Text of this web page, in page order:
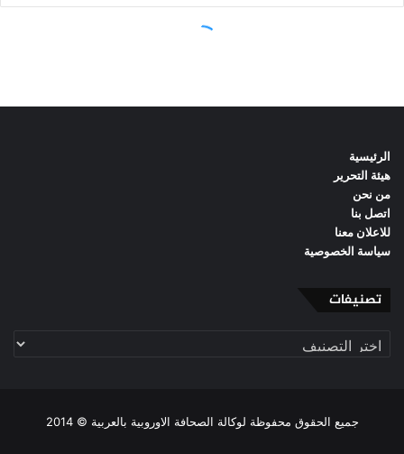
الرئيسية
هيئة التحرير
من نحن
اتصل بنا
للاعلان معنا
سياسة الخصوصية
تصنيفات
تصنيفات
جميع الحقوق محفوظة لوكالة الصحافة الاوروبية بالعربية © 2014